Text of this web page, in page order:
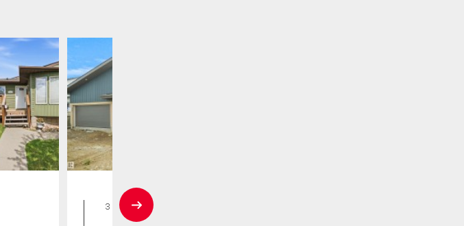
Maison
3 CAC , 3
SDB